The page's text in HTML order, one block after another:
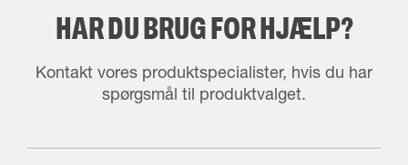
HAR DU BRUG FOR HJÆLP?
Kontakt vores produktspecialister, hvis du har
spørgsmål til produktvalget.